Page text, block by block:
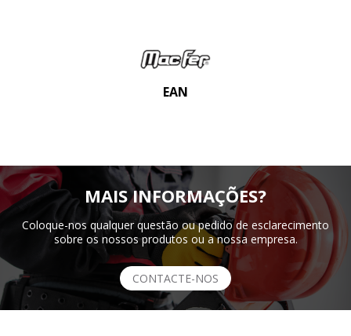
EAN
MAIS INFORMAÇÕES?
Coloque-nos qualquer questão ou pedido de esclarecimento
sobre os nossos produtos ou a nossa empresa.
CONTACTE-NOS